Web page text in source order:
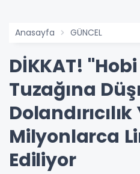
Anasayfa GÜNCEL
DİKKAT!
Tuzağına
Milyonlarca
Ediliyor